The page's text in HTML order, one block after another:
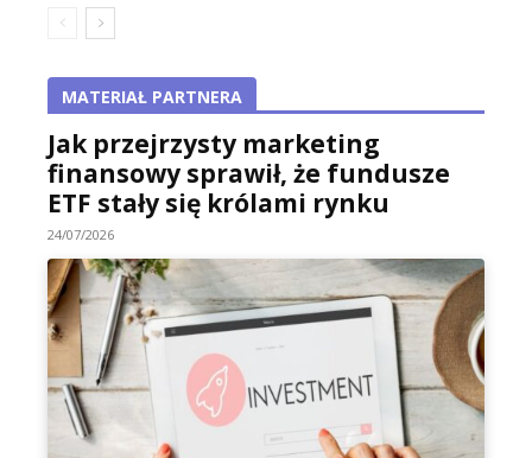
MATERIAŁ PARTNERA
Jak przejrzysty marketing
finansowy sprawił, że fundusze
ETF stały się królami rynku
24/07/2026